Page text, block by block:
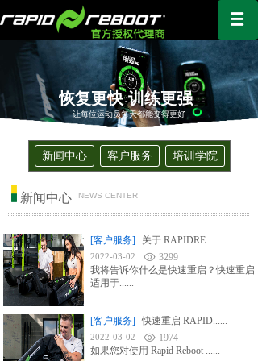
恢复更快 训练更强
让每位运动员每天都能变得更好
新闻中心 客户服务 培训学院
新闻中心 NEWS CENTER
[客户服务] 关于 RAPIDRE......
2022-03-02
3299
我将告诉你什么是快速重启？快速重启
适用于......
[客户服务] 快速重启 RAPID......
2022-03-02
1974
如果您对使用 Rapid Reboot ......